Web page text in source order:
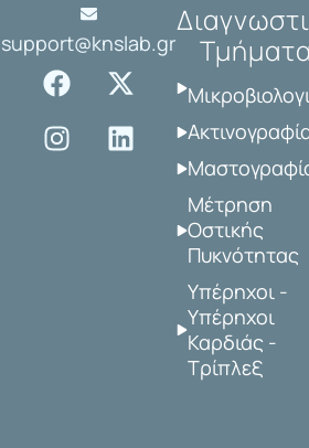
support@knslab.gr
F
a
c
e
X
-
t
w
I
n
s
t
L
i
n
k
Τμήματα
Μέτρηση
Οστικής
Πυκνότητας
Υπέρηχοι -
Υπέρηχοι
Καρδιάς -
Τρίπλεξ